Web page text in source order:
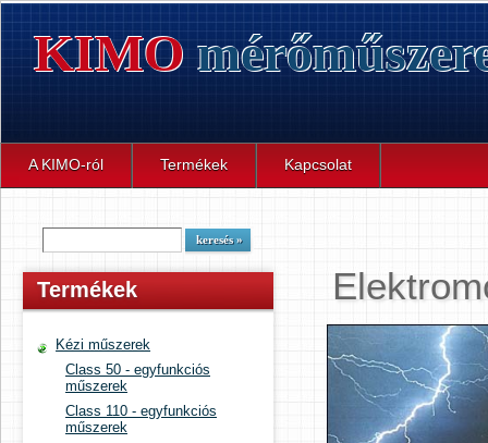
KIMO
A KIMO-ról Termékek Kapcsolat
Termékek
Kézi műszerek
Class 50 - egyfunkciós
műszerek
Class 110 - egyfunkciós
műszerek